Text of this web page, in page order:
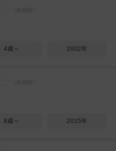
4歳～ 2002年
8歳～ 2015年